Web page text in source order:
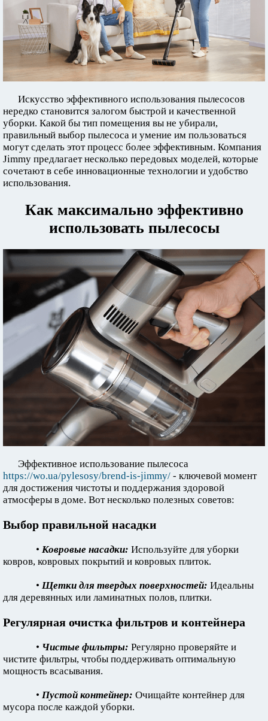
Искусство эффективного использования пылесосов
нередко становится залогом быстрой и качественной
уборки. Какой бы тип помещения вы не убирали,
правильный выбор пылесоса и умение им пользоваться
могут сделать этот процесс более эффективным. Компания
Jimmy предлагает несколько передовых моделей, которые
сочетают в себе инновационные технологии и удобство
использования.
Как максимально эффективно
использовать пылесосы
Эффективное использование пылесоса
https://wo.ua/pylesosy/brend-is-jimmy/ - ключевой момент
для достижения чистоты и поддержания здоровой
атмосферы в доме. Вот несколько полезных советов:
Выбор правильной насадки
• Ковровые насадки: Используйте для уборки
ковров, ковровых покрытий и ковровых плиток.
• Щетки для твердых поверхностей: Идеальны
для деревянных или ламинатных полов, плитки.
Регулярная очистка фильтров и контейнера
• Чистые фильтры: Регулярно проверяйте и
чистите фильтры, чтобы поддерживать оптимальную
мощность всасывания.
• Пустой контейнер: Очищайте контейнер для
мусора после каждой уборки.